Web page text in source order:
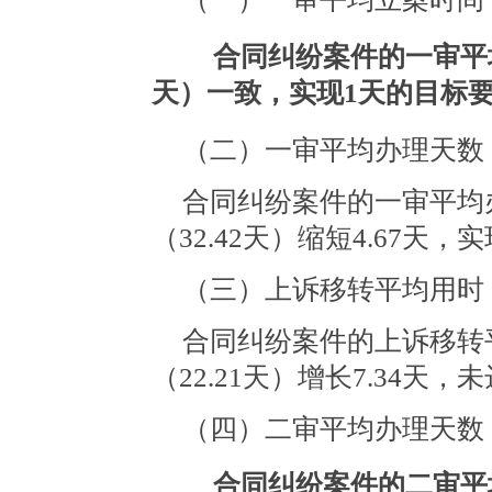
合同纠纷案件的一审
天）一致，实现1天的目标
（二）一审平均办理天数
合同纠纷案件的一审平
（32.42天）缩短4.67天，
（三）上诉移转平均用时
合同纠纷案件的上诉移
（22.21天）增长7.34天，
（四）二审平均办理天数
合同纠纷案件的二审